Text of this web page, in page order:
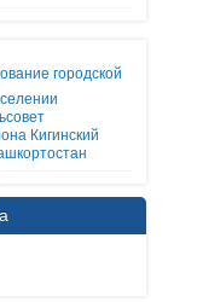
городской
Кигинский